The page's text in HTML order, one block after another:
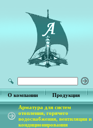
О компании Продукция
Арматура для систем
отопления, горячего
водоснабжения, вентиляции и
кондиционирования